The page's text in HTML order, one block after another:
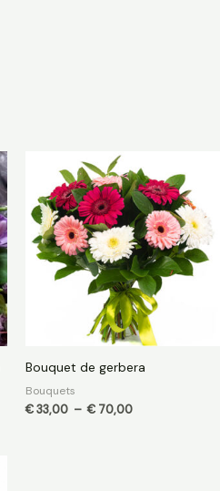
Bouquet de gerbera
Bouquets
€33,00 – € 70,00
de
prix :
€ 33,00
à
€ 70,00